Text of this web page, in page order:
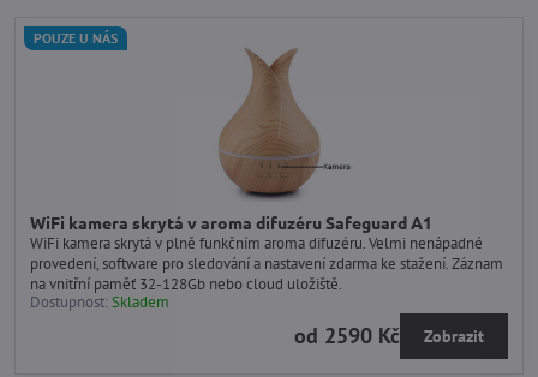
WiFi kamera skrytá v aroma difuzéru Safeguard A1
POUZE U NÁS
WiFi kamera skrytá v plně funkčním aroma difuzéru. Velmi nenápadné
provedení, software pro sledování a nastavení zdarma ke stažení. Záznam
na vnitřní paměť 32-128Gb nebo cloud uložiště.
Dostupnost:Skladem
od 2590 Kč Zobrazit